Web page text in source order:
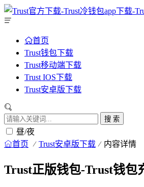
首页
Trust钱包下载
Trust移动端下载
Trust IOS下载
Trust安卓版下载
搜 索
昼/夜
首页 Trust安卓版下载 内容详情
Trust正版钱包-Trust钱包